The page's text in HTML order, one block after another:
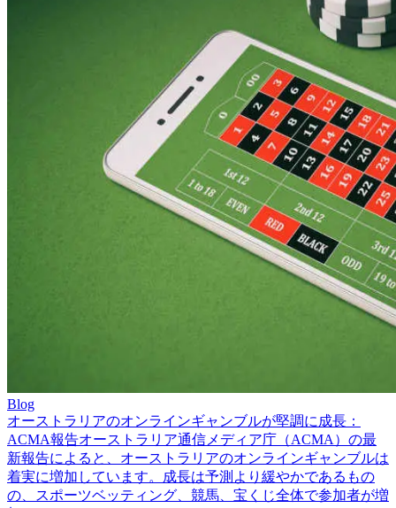
Blog
オーストラリアのオンラインギャンブルが堅調に成長：
ACMA報告オーストラリア通信メディア庁（ACMA）の最
新報告によると、オーストラリアのオンラインギャンブルは
着実に増加しています。成長は予測より緩やかであるもの
の、スポーツベッティング、競馬、宝くじ全体で参加者が増